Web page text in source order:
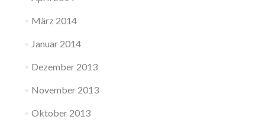
März 2014
Januar 2014
Dezember 2013
November 2013
Oktober 2013